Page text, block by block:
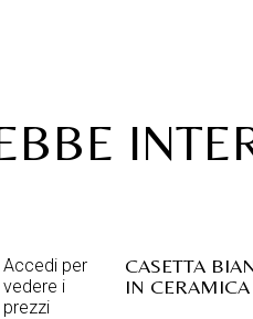
Accedi per
vedere i
prezzi
CASETTA
IN